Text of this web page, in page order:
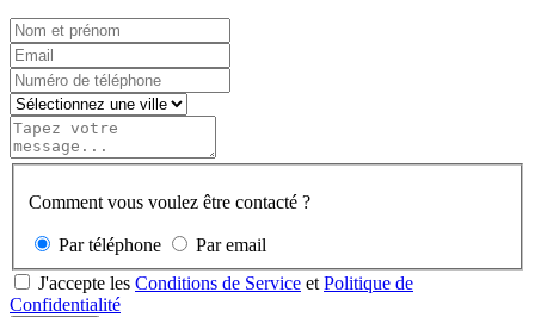
Comment vous voulez être contacté ?
Par téléphone
Par email
J'accepte les Conditions de Service et Politique de
Confidentialité